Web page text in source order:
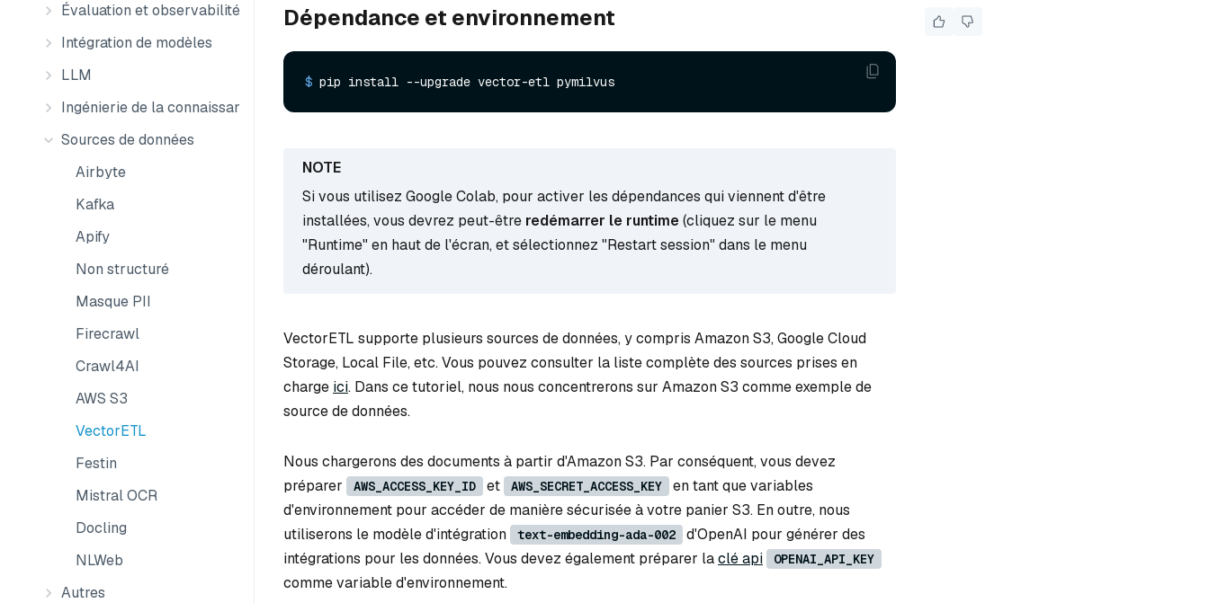
Évaluation et observabilité
Intégration de modèles
LLM
Ingénierie de la connaissance
Sources de données
Airbyte
Kafka
Apify
Non structuré
Masque PII
Firecrawl
Crawl4AI
AWS S3
VectorETL
Festin
Mistral OCR
Docling
NLWeb
Autres
Dépendance et environnement
$ pip install --upgrade vector-etl pymilvus
Si vous utilisez Google Colab, pour activer les dépendances qui viennent d'être
installées, vous devrez peut-être redémarrer le runtime(cliquez sur le menu
"Runtime" en haut de l'écran, et sélectionnez "Restart session" dans le menu
déroulant).
VectorETL supporte plusieurs sources de données, y compris Amazon S3, Google Cloud
Storage, Local File, etc. Vous pouvez consulter la liste complète des sources prises en
charge ici. Dans ce tutoriel, nous nous concentrerons sur Amazon S3 comme exemple de
source de données.
Nous chargerons des documents à partir d'Amazon S3. Par conséquent, vous devez
préparer
AWS_ACCESS_KEY_ID et AWS_SECRET_ACCESS_KEY
en tant que variables
d'environnement pour accéder de manière sécurisée à votre panier S3. En outre, nous
utiliserons le modèle d'intégration
text-embedding-ada-002
d'OpenAI pour générer des
intégrations pour les données. Vous devez également préparer laclé api OPENAI_API_KEY
comme variable d'environnement.